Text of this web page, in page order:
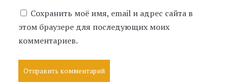
Сохранить моё имя, email и адрес сайта в
этом браузере для последующих моих
комментариев.